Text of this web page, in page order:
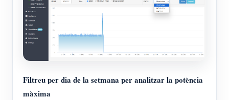
Filtreu per dia de la setmana per analitzar la potència
màxima